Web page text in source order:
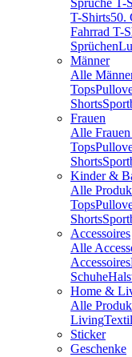
Sprüche T-
T-Shirts50.
Fahrrad T-
Sprüchen
Männer
Alle
Tops
Shorts
Frauen
Alle
Tops
Shorts
Kinder &
Alle
Tops
Shorts
Accessoires
Alle
Accessoires
Schuhe
Home &
Alle
Living
Sticker
Geschenke